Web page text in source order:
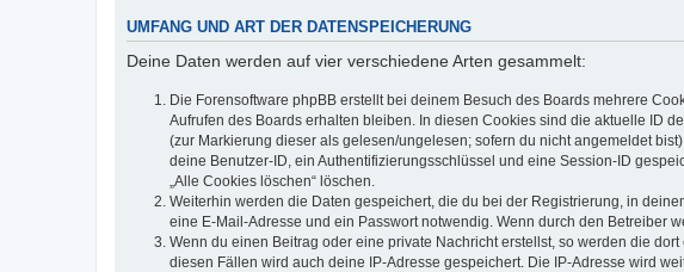
UMFANG UND ART DER DATENSPEICHERUNG
Deine Daten werden auf vier verschiedene Arten gesammelt:
Die Forensoftware phpBB erstellt bei deinem Besuch des Boards mehrere
Aufrufen des Boards erhalten bleiben. In diesen Cookies sind die aktuelle ID
(zur Markierung dieser als gelesen/ungelesen; sofern du nicht angemeldet
deine Benutzer-ID, ein Authentifizierungsschlüssel und eine Session-ID
„Alle Cookies löschen“ löschen.
Weiterhin werden die Daten gespeichert, die du bei der Registrierung, in
eine E-Mail-Adresse und ein Passwort notwendig. Wenn durch den Betreiber
Wenn du einen Beitrag oder eine private Nachricht erstellst, so werden die
diesen Fällen wird auch deine IP-Adresse gespeichert. Die IP-Adresse wird